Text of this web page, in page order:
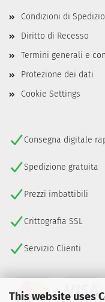
This website uses
Condizioni di
Diritto di Recesso
Termini generali e
Protezione dei dati
Cookie Settings
Consegna digitale
Spedizione gratuita
Prezzi imbattibili
Crittografia SSL
Servizio Clienti